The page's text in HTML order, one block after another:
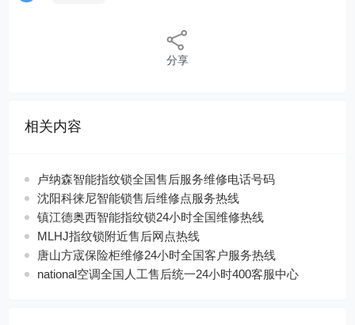
分享
相关内容
卢纳森智能指纹锁全国售后服务维修电话号码
沈阳科徕尼智能锁售后维修点服务热线
镇江德奥西智能指纹锁24小时全国维修热线
MLHJ指纹锁附近售后网点热线
唐山方宬保险柜维修24小时全国客户服务热线
national空调全国人工售后统一24小时400客服中心